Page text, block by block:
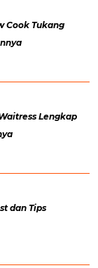
Cook Tukang
Lengkap
dan Tips